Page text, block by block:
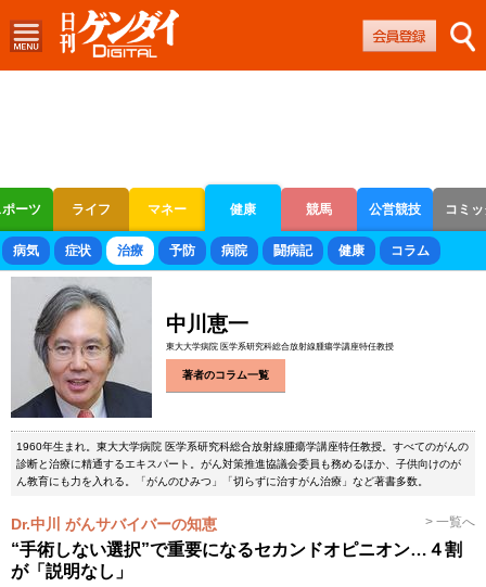
ーツ ライフ マネー 健康 競馬 公営競技 コミ
ボートレース 競輪 オートレース
病気 症状 治療 予防 病院 闘病記 健康 コラム
中川恵一
東大大学病院 医学系研究科総合放射線腫瘍学講座特任教授
著者のコラム一覧
1960年生まれ。東大大学病院 医学系研究科総合放射線腫瘍学講座特任教授。すべてのがんの
診断と治療に精通するエキスパート。がん対策推進協議会委員も務めるほか、子供向けのが
ん教育にも力を入れる。「がんのひみつ」「切らずに治すがん治療」など著書多数。
Dr.中川 がんサバイバーの知恵 > 一覧へ
“手術しない選択”で重要になるセカンドオピニオン…４割
が「説明なし」